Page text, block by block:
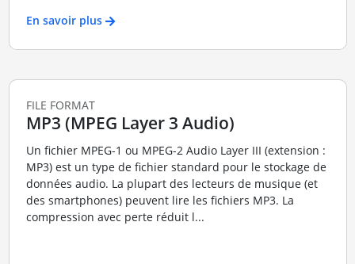
En savoir plus
FILE FORMAT
MP3 (MPEG Layer 3 Audio)
Un fichier MPEG-1 ou MPEG-2 Audio Layer III (extension :
MP3) est un type de fichier standard pour le stockage de
données audio. La plupart des lecteurs de musique (et
des smartphones) peuvent lire les fichiers MP3. La
compression avec perte réduit l...